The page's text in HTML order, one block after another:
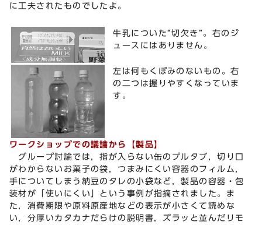
に工夫されたものでしたよ。
牛乳についた“切欠き”。右のジ
ュースにはありません。
左は何もくぼみのないもの。右
の二つは握りやすくなっていま
す。
ワークショップでの議論から【製品】
グループ討論では，指が入らない缶のプルタブ，切り口
がわからないお菓子の袋，つまみにくい容器のフィルム，
手についてしまう納豆のタレの小袋など，製品の容器・包
装材が「使いにくい」という事例が指摘されました。ま
た，消費期限や原料原産地などの表示が小さくて読めな
い，分厚いカタカナだらけの説明書，ズラッと並んだリモ